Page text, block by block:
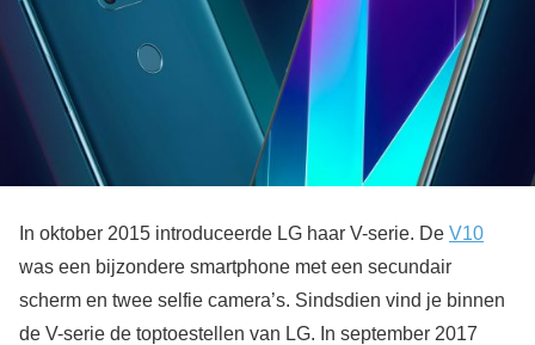
In oktober 2015 introduceerde LG haar V-serie. De V10
was een bijzondere smartphone met een secundair
scherm en twee selfie camera’s. Sindsdien vind je binnen
de V-serie de toptoestellen van LG. In september 2017